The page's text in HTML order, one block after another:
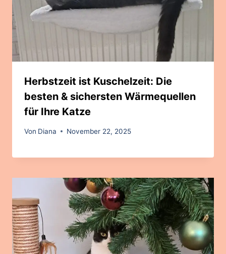
Herbstzeit ist Kuschelzeit: Die
besten & sichersten Wärmequellen
für Ihre Katze
Von Diana November 22, 2025